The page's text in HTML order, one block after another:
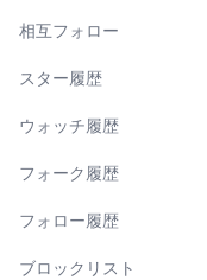
相互フォロー
スター履歴
ウォッチ履歴
フォーク履歴
フォロー履歴
ブロックリスト